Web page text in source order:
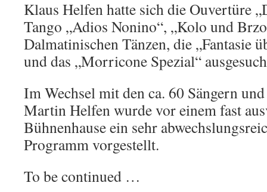
Klaus Helfen hatte sich die Ouvertüre
Tango „Adios Nonino“, „Kolo und
Dalmatinischen Tänzen, die „Fantasie
und das „Morricone Spezial“
Im Wechsel mit den ca. 60 Sängern
Martin Helfen wurde vor einem fast
Bühnenhause ein sehr
Programm vorgestellt.
To be continued …